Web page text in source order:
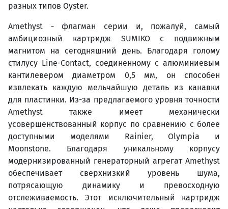
разных типов Oyster.
Amethyst - флагман серии и, пожалуй, самый
амбициозный картридж SUMIKO с подвижным
магнитом на сегодняшний день. Благодаря голому
стилусу Line-Contact, соединенному с алюминиевым
кантилевером диаметром 0,5 мм, он способен
извлекать каждую мельчайшую деталь из канавки
для пластинки. Из-за предлагаемого уровня точности
Amethyst также имеет механически
усовершенствованный корпус по сравнению с более
доступными моделями Rainier, Olympia и
Moonstone. Благодаря уникальному корпусу
модернизированный генераторный агрегат Amethyst
обеспечивает сверхнизкий уровень шума,
потрясающую динамику и превосходную
отслеживаемость. Этот исключительный картридж